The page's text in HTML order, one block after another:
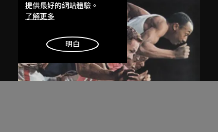
提供最好的網站體驗。
了解更多
明白